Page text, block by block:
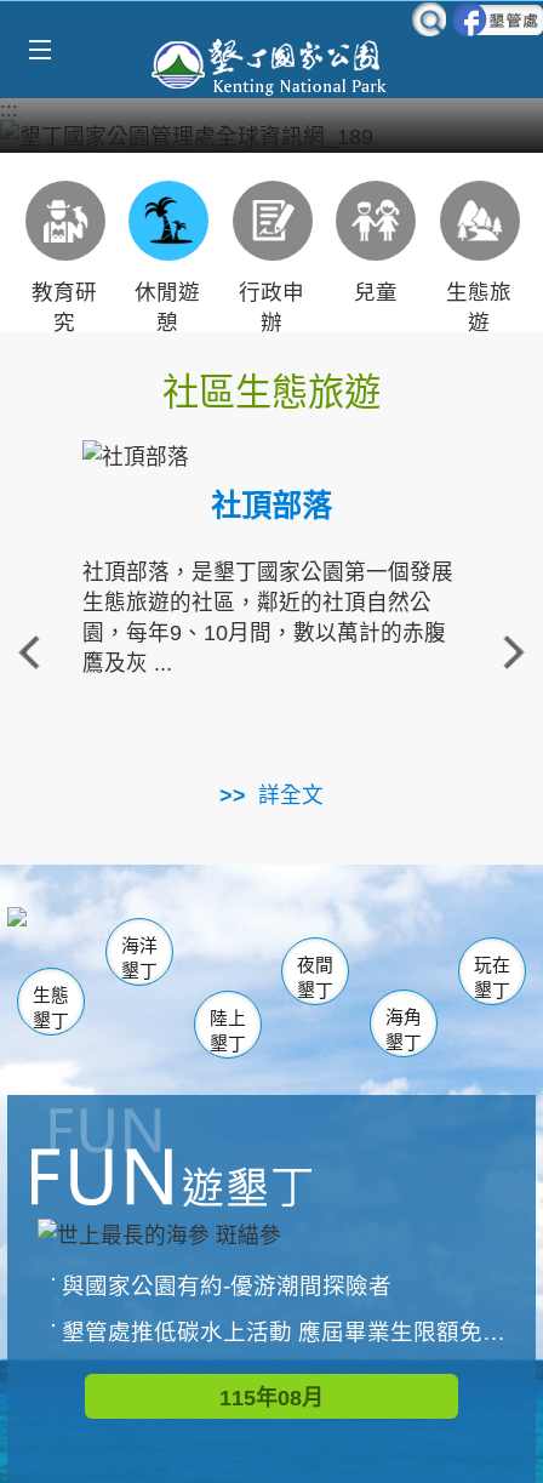
:::
教育研
究
休閒遊
憩
行政申
辦
兒童
生態旅
遊
社區生態旅遊
社頂部落
社頂部落，是墾丁國家公園第一個發展
生態旅遊的社區，鄰近的社頂自然公
園，每年9、10月間，數以萬計的赤腹
鷹及灰 ...
詳全文
重
走進
南仁湖
海生館
恆春 佳樂水
龍鑾潭自然中心 森林遊樂區
瓊麻館
關山 墾管處遊客中心
社頂公園 風吹沙
船帆石
白砂 龍磐公園
香蕉灣
砂島
鵝鑾鼻
生態
墾丁
海洋
墾丁
陸上
墾丁
夜間
墾丁
海角
墾丁
玩在
墾丁
與國家公園有約-優游潮間探險者
墾管處推低碳水上活動 應屆畢業生限額免費參加
115年08月